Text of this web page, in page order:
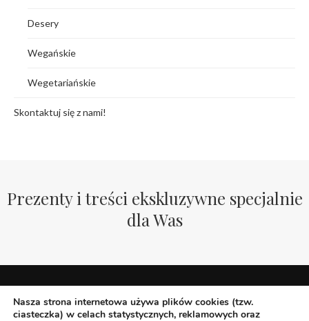
Desery
Wegańskie
Wegetariańskie
Skontaktuj się z nami!
Prezenty i treści ekskluzywne specjalnie
dla Was
Nasza strona internetowa używa plików cookies (tzw.
ciasteczka) w celach statystycznych, reklamowych oraz